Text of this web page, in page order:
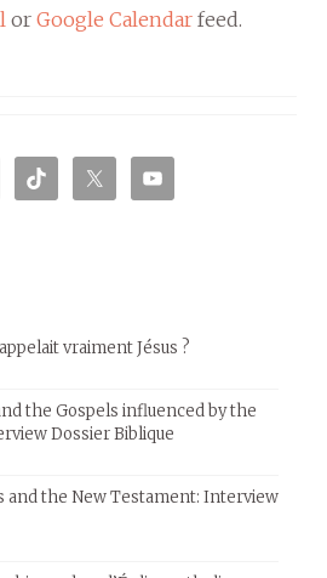
or Google Calendar feed.
vraiment Jésus ?
the Gospels influenced by the
Dossier Biblique
and the New Testament: Interview